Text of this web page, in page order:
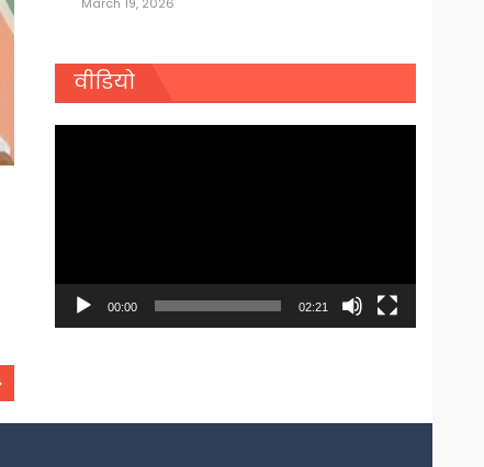
वीडियो
00:00 02:21